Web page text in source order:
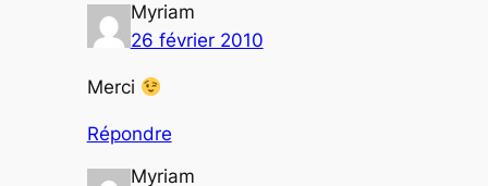
Myriam
26 février 2010
Merci
Répondre
Myriam